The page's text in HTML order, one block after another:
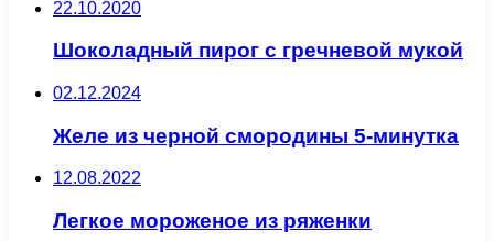
22.10.2020
Шоколадный пирог с гречневой мукой
02.12.2024
Желе из черной смородины 5-минутка
12.08.2022
Легкое мороженое из ряженки